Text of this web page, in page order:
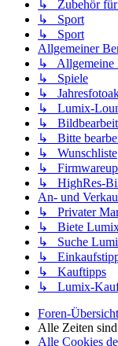
↳ Zubehör für
↳ Sport
↳ Sport
Allgemeiner
↳ Allgemeine
↳ Spiele
↳
↳ Lumix-
↳
↳ Bitte
↳ Wunschliste
↳
↳ HighRes-
An- und
↳ Privater
↳ Biete
↳ Suche
↳
↳ Kauftipps
↳ Lumix-
Foren-Übersicht
Alle Zeiten sind
Alle Cookies